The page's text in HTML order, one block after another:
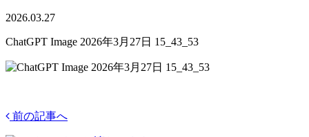
2026.03.27
ChatGPT Image 2026年3月27日 15_43_53
前の記事へ